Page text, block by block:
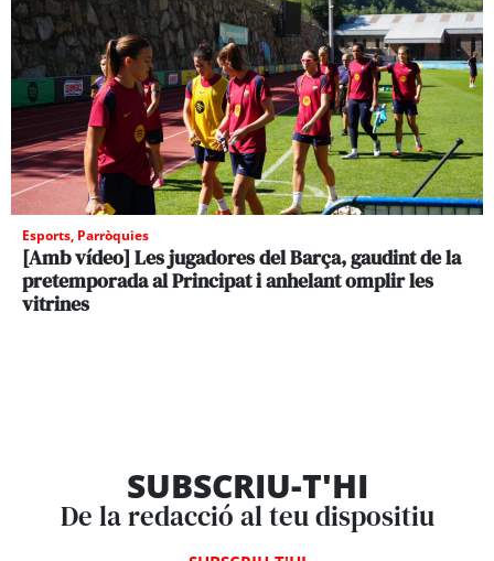
Esports, Parròquies
[Amb vídeo] Les jugadores del Barça, gaudint de la
pretemporada al Principat i anhelant omplir les
vitrines
SUBSCRIU-T'HI
De la redacció al teu dispositiu